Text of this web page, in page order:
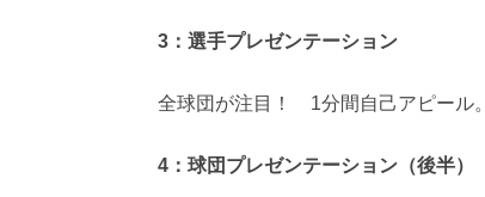
3：選手プレゼンテーション
全球団が注目！ 1分間自己アピール。
4：球団プレゼンテーション（後半）